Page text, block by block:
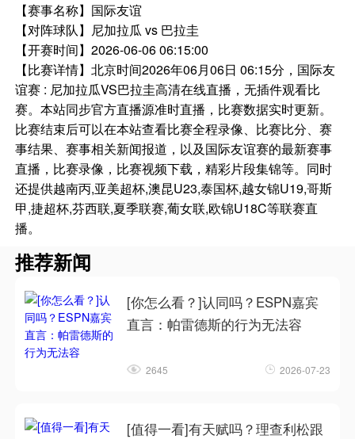
【赛事名称】 国际友谊
【对阵球队】 尼加拉瓜 vs 巴拉圭
【开赛时间】2026-06-06 06:15:00
【比赛详情】北京时间2026年06月06日 06:15分，国际友
谊赛 : 尼加拉瓜VS巴拉圭高清在线直播，无插件观看比
赛。本站同步官方直播源准时直播，比赛数据实时更新。
比赛结束后可以在本站查看比赛全程录像、比赛比分、赛
事结果、赛事相关新闻报道，以及国际友谊赛的最新赛事
直播，比赛录像，比赛视频下载，精彩片段集锦等。同时
还提供越南丙,亚美超杯,澳昆U23,泰国杯,越女锦U19,哥斯
甲,捷超杯,芬西联,夏季联赛,葡女联,欧锦U18C等联赛直
播。
推荐新闻
[你怎么看？]认同吗？ESPN嘉宾
直言：帕雷德斯的行为无法容
2645 2026-07-23
[值得一看]有天赋吗？理查利松跟